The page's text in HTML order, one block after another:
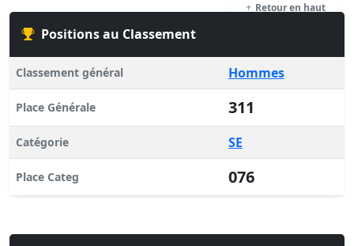
Retour en haut
Positions au Classement
Classement général Hommes
Place Générale 311
Catégorie SE
Place Categ 076